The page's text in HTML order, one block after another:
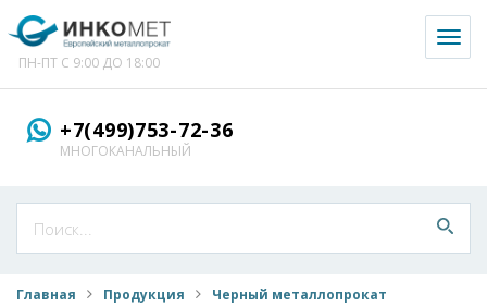
ПН-ПТ С 9:00 ДО 18:00
+7(499)753-72-36
МНОГОКАНАЛЬНЫЙ
Главная Продукция
Черный металлопрокат